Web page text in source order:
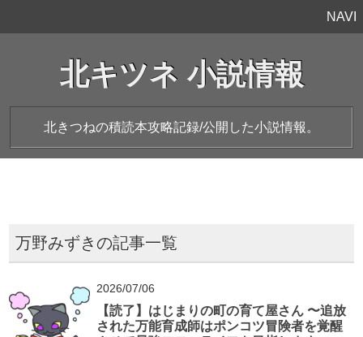
NAVI
北キツネ 小説情報
北きつねの積読本攻略記録/公開した小説情報。
万野みずきの記事一覧
2026/07/06
【読了】はじまりの町の育て屋さん 〜追放
された万能育成師はポンコツ冒険者を覚醒